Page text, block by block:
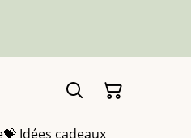
💝 Idées cadeaux